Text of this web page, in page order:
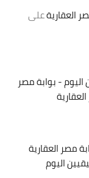
العقاريةعلى
- بوابة مصر
مصر العقارية
اليوم